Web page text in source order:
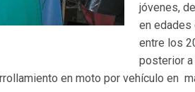
jóvenes,
en edades
entre los
posterior
en moto por vehículo en